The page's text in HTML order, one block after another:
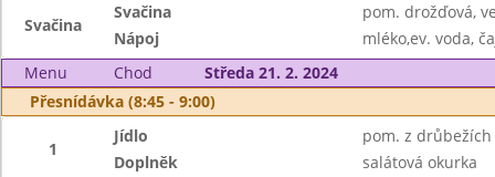
Svačina
Svačina
pom. drožďová,
Nápoj
mléko,ev. voda,
Menu
Chod
Středa 21. 2. 2024
Přesnídávka (8:45 - 9:00)
1
Jídlo
pom. z
Doplněk
salátová okurka